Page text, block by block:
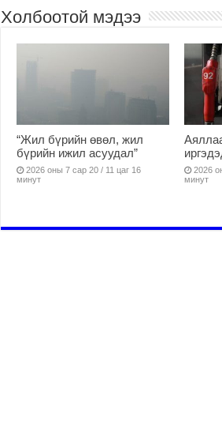
Холбоотой мэдээ
“Жил бүрийн өвөл, жил
бүрийн ижил асуудал”
2026 оны 7 сар 20 / 11 цаг 16
минут
2026
минут